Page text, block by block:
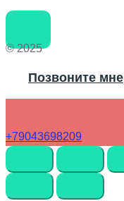
© 2025
Позвоните мне
+79043698209